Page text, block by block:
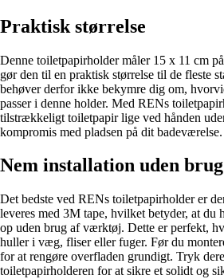
Praktisk størrelse
Denne toiletpapirholder måler 15 x 11 cm
gør den til en praktisk størrelse til de fleste
behøver derfor ikke bekymre dig om,
passer i denne holder. Med RENs
tilstrækkeligt toiletpapir lige ved hånden
kompromis med pladsen på dit badeværelse.
Nem installation uden
Det bedste ved RENs toiletpapirholder er
leveres med 3M tape, hvilket betyder, at du
op uden brug af værktøj. Dette er perfekt,
huller i væg, fliser eller fuger. Før du
for at rengøre overfladen grundigt. Tryk
toiletpapirholderen for at sikre et solidt og